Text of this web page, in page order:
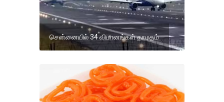
சென்னையில் 34 விமானங்கள் தாமதம்